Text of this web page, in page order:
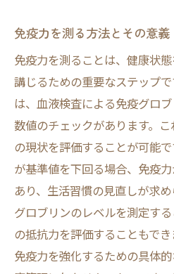
免疫力と体内のバラ
科学が明かす病気と
免疫力を測る方法とその
免疫力を評価するた
血液検査でわかる免
免疫力の自己診断は
免疫力を測ることで
ント
定期的なモニタリン
免疫力評価結果を日
免疫力を測る方法とその意義
免疫力を測ることは、健康状
講じるための重要なステップ
は、血液検査による免疫グロ
数値のチェックがあります。
の現状を評価することが可能
が基準値を下回る場合、免疫
あり、生活習慣の見直しが求
グロブリンのレベルを測定す
の抵抗力を評価することもでき
免疫力を強化するための具体